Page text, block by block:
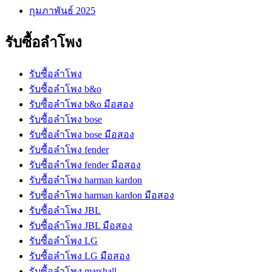
กุมภาพันธ์ 2025
รับซื้อลำโพง
รับซื้อลำโพง
รับซื้อลำโพง b&o
รับซื้อลำโพง b&o มือสอง
รับซื้อลำโพง bose
รับซื้อลำโพง bose มือสอง
รับซื้อลำโพง fender
รับซื้อลำโพง fender มือสอง
รับซื้อลำโพง harman kardon
รับซื้อลำโพง harman kardon มือสอง
รับซื้อลำโพง JBL
รับซื้อลำโพง JBL มือสอง
รับซื้อลำโพง LG
รับซื้อลำโพง LG มือสอง